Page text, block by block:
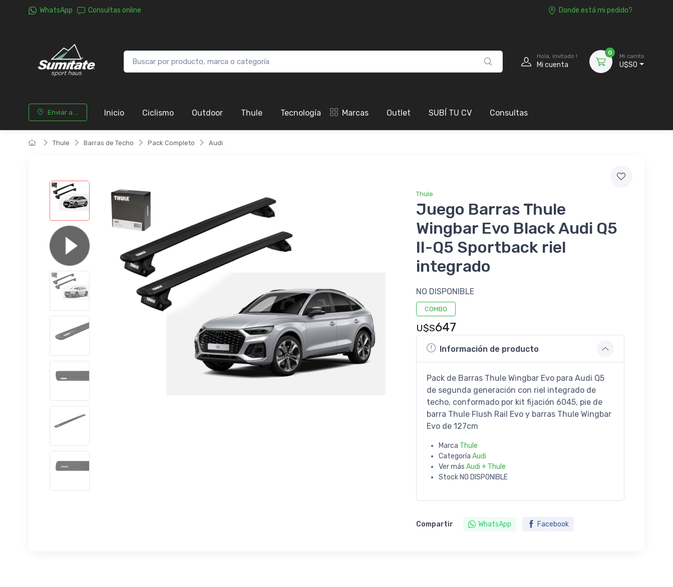
WhatsApp Consultas online Donde está mi pedido?
Hola, invitado !
Mi cuenta
0
Mi carrito
U$S0
Enviar a ... Inicio Ciclismo Outdoor Thule Tecnología Marcas Outlet SUBÍ TU CV Consultas
Thule Barras de Techo Pack Completo Audi
Thule
Juego Barras Thule
Wingbar Evo Black Audi Q5
II-Q5 Sportback riel
integrado
NO DISPONIBLE
COMBO
U$S647
Información de producto
Pack de Barras Thule Wingbar Evo para Audi Q5
de segunda generación con riel integrado de
techo, conformado por kit fijación 6045, pie de
barra Thule Flush Rail Evo y barras Thule Wingbar
Evo de 127cm
Marca Thule
Categoría Audi
Ver más Audi + Thule
Stock NO DISPONIBLE
Compartir WhatsApp Facebook